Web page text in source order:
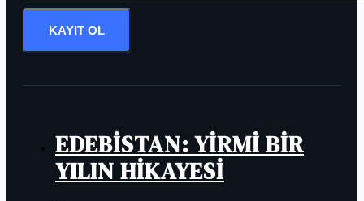
KAYIT OL
EDEBİSTAN: YİRMİ BİR
YILIN HİKAYESİ